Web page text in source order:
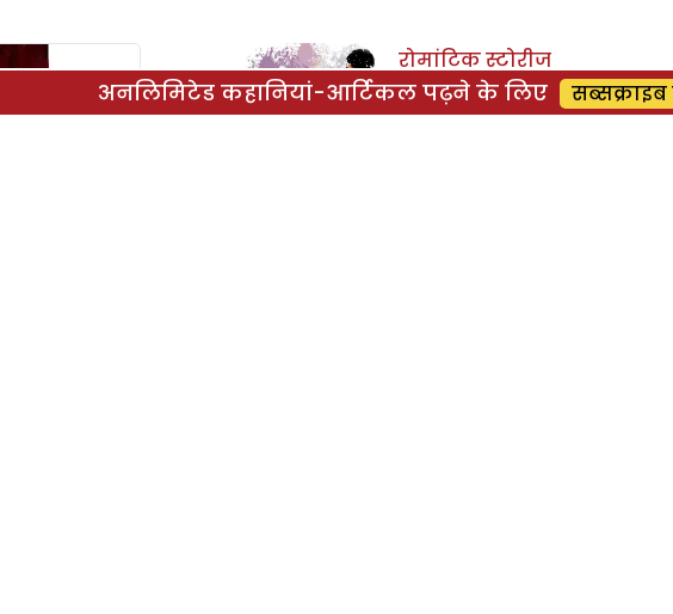
रोमांटिक स्टोरीज
Love Story : अंतिम
मुस्कान – क्यों शादी नहीं
अनलिमिटेड कहानियां-आर्टिकल पढ़ने के लिए